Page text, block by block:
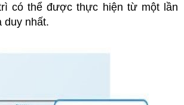
có thể được thực hiện từ một lần
duy nhất.